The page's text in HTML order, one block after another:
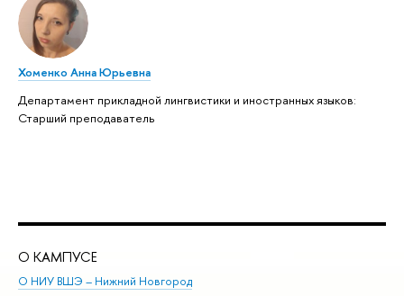
Хоменко Анна Юрьевна
Департамент прикладной лингвистики и иностранных языков:
Старший преподаватель
О КАМПУСЕ
О НИУ ВШЭ – Нижний Новгород